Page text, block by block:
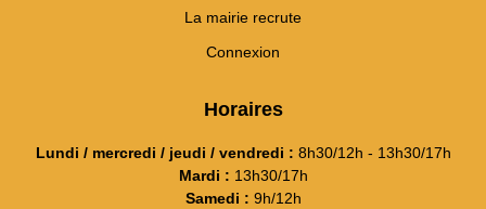
La mairie recrute
Connexion
Horaires
Lundi / mercredi / jeudi / vendredi : 8h30/12h - 13h30/17h
Mardi : 13h30/17h
Samedi : 9h/12h